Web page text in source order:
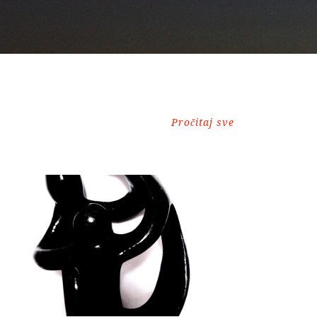
Pročitaj sve